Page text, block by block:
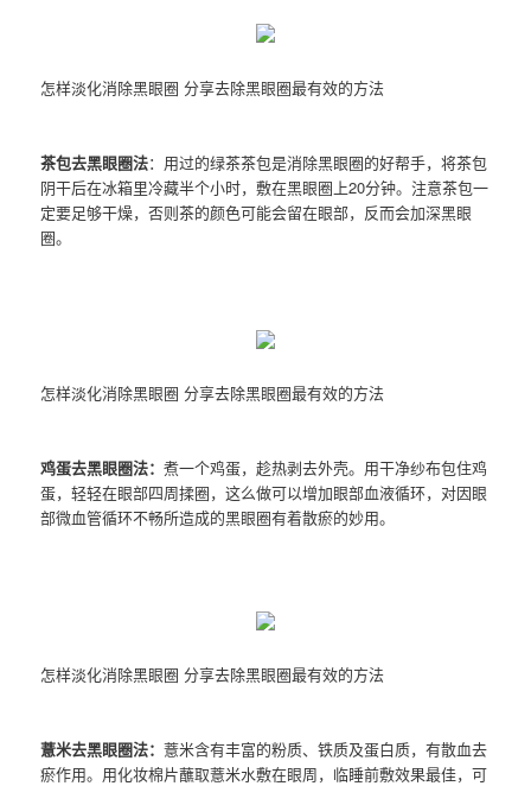
怎样淡化消除黑眼圈 分享去除黑眼圈最有效的方法
茶包去黑眼圈法：用过的绿茶茶包是消除黑眼圈的好帮手，将茶包
阴干后在冰箱里冷藏半个小时，敷在黑眼圈上20分钟。注意茶包一
定要足够干燥，否则茶的颜色可能会留在眼部，反而会加深黑眼
圈。
怎样淡化消除黑眼圈 分享去除黑眼圈最有效的方法
鸡蛋去黑眼圈法：煮一个鸡蛋，趁热剥去外壳。用干净纱布包住鸡
蛋，轻轻在眼部四周揉圈，这么做可以增加眼部血液循环，对因眼
部微血管循环不畅所造成的黑眼圈有着散瘀的妙用。
怎样淡化消除黑眼圈 分享去除黑眼圈最有效的方法
薏米去黑眼圈法：薏米含有丰富的粉质、铁质及蛋白质，有散血去
瘀作用。用化妆棉片蘸取薏米水敷在眼周，临睡前敷效果最佳，可